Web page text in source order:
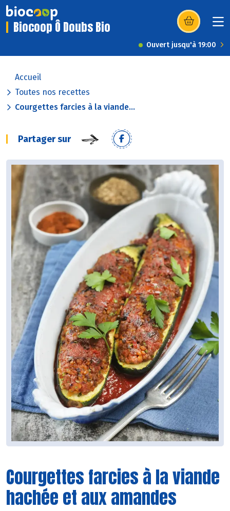
Biocoop Ô Doubs Bio (s’ouvre dans
Ouvert jusqu'à 19:00
Accueil
Toutes nos recettes
Courgettes farcies à la viande...
Partager sur
Courgettes farcies à la viande
hachée et aux amandes